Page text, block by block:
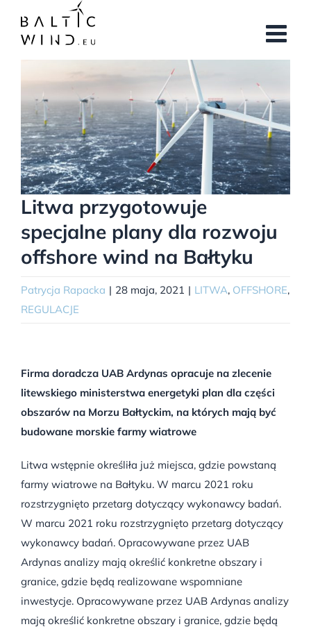
zawartości
obrazek
Litwa przygotowuje
specjalne plany dla rozwoju
offshore wind na Bałtyku
Patrycja Rapacka | 28 maja, 2021 | LITWA, OFFSHORE,
REGULACJE
Firma doradcza UAB Ardynas opracuje na zlecenie
litewskiego ministerstwa energetyki plan dla części
obszarów na Morzu Bałtyckim, na których mają być
budowane morskie farmy wiatrowe
Litwa wstępnie określiła już miejsca, gdzie powstaną
farmy wiatrowe na Bałtyku. W marcu 2021 roku
rozstrzygnięto przetarg dotyczący wykonawcy badań.
W marcu 2021 roku rozstrzygnięto przetarg dotyczący
wykonawcy badań. Opracowywane przez UAB
Ardynas analizy mają określić konkretne obszary i
granice, gdzie będą realizowane wspomniane
inwestycje. Opracowywane przez UAB Ardynas analizy
mają określić konkretne obszary i granice, gdzie będą